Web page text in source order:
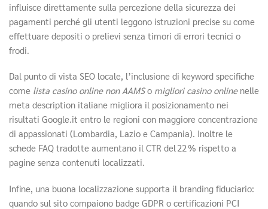
influisce direttamente sulla percezione della sicurezza dei
pagamenti perché gli utenti leggono istruzioni precise su come
effettuare depositi o prelievi senza timori di errori tecnici o
frodi.
Dal punto di vista SEO locale, l’inclusione di keyword specifiche
come lista casino online non AAMSo migliori casino onlinenelle
meta description italiane migliora il posizionamento nei
risultati Google.it entro le regioni con maggiore concentrazione
di appassionati (Lombardia, Lazio e Campania). Inoltre le
schede FAQ tradotte aumentano il CTR del 22 % rispetto a
pagine senza contenuti localizzati.
Infine, una buona localizzazione supporta il branding fiduciario:
quando sul sito compaiono badge GDPR o certificazioni PCI